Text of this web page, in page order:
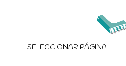
SELECCIONAR PÁGINA